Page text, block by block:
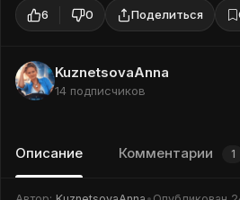
6 0 Поделиться
KuznetsovaAnna
14 подписчиков
Описание Комментарии 1